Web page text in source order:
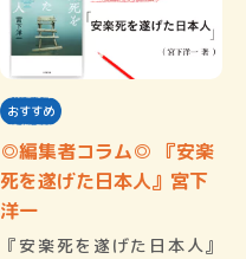
おすすめ
◎編集者コラム◎ 『安楽
死を遂げた日本人』宮下
洋一
『安楽死を遂げた日本人』